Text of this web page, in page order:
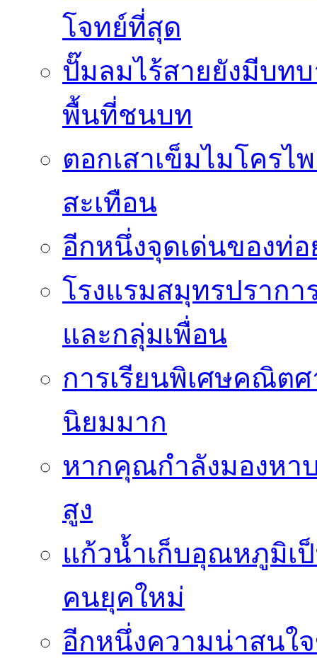
โจทย์ที่สุด
ปั๊มลมไร้สายยังมีบท
พื้นที่ชนบท
ตอกเสาเข็มไมโคร
สะเทือน
อีกหนึ่งจุดเด่นของท่
โรงแรมสมุทรปราก
และกลุ่มเพื่อน
การเรียนพิเศษคณิต
นิยมมาก
หากคุณกำลังมองหา
สูง
แก้วน้ำเก็บอุณหภูมิเ
คนยุคใหม่
อีกหนึ่งความน่าสนใ